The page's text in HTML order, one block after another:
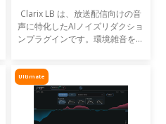
Clarix LB は、放送配信向けの音
声に特化したAIノイズリダクショ
ンプラグインです。環境雑音をリ
イブ音声のトリートメントに最適
です。
Ultimate